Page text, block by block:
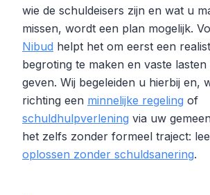
wie de schuldeisers zijn en wat u
missen, wordt een plan mogelijk.
Nibud helpt het om eerst een
begroting te maken en vaste
geven. Wij begeleiden u hierbij en,
richting een minnelijke regeling of
schuldhulpverlening via uw
het zelfs zonder formeel traject:
oplossen zonder schuldsanering.